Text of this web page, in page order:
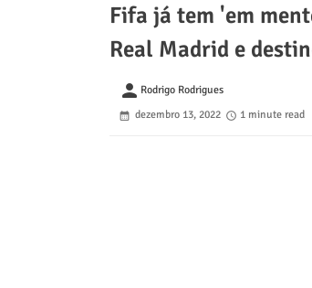
Fifa já tem 'em
Real Madrid e
person Rodrigo Rodrigues
dezembro 13, 2022
1 minute read